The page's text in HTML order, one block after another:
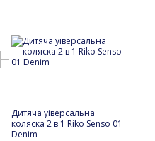
Дитяча уіверсальна
коляска 2 в 1 Riko Senso 01
Denim